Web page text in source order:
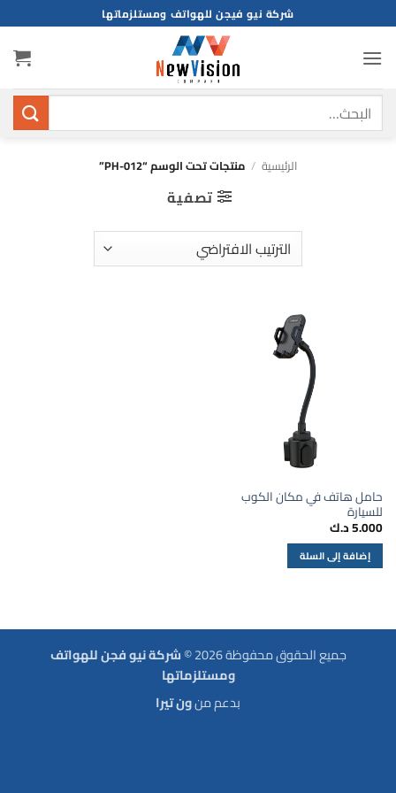
للمحتوى
شركة نيو فيجن للهواتف ومستلزماتها
البحث
عن:
الرئيسية / منتجات تحت الوسم “PH-012”
تصفية
حامل هاتف في مكان الكوب
للسيارة
5.000د.ك
إضافة إلى السلة
جميع الحقوق محفوظة 2026 ©
شركة نيو فجن للهواتف
ومستلزماتها
بدعم منون تيرا